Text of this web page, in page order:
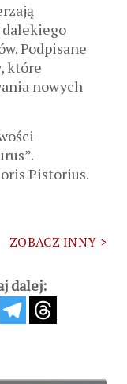
dalekiego
Podpisane
które
nowych
Pistorius.
ZOBACZ INNY >
dalej: